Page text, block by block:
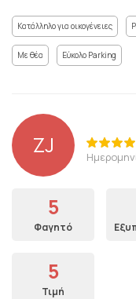
Κατάλληλο για οικογένειες
Με θέα Εύκολο Parking
ZJ
5
Φαγητό
5
Τιμή